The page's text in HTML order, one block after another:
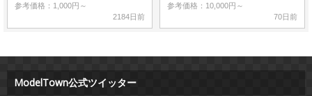
参考価格：1,000円～
2184日前
参考価格：10,000円～
70日前
ModelTown公式ツイッター